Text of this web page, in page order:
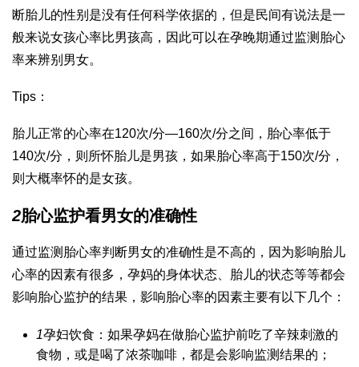
断胎儿的性别是没有任何科学依据的，但是民间有说法是一
般来说女孩心率比男孩高，因此可以在孕晚期通过监测胎心
率来辨别男女。
Tips：
胎儿正常的心率在120次/分―160次/分之间，胎心率低于
140次/分，则所怀胎儿是男孩，如果胎心率高于150次/分，
则大概率怀的是女孩。
2胎心监护看男女的准确性
通过监测胎心率判断男女的准确性是不高的，因为影响胎儿
心率的因素有很多，孕妈的身体状态、胎儿的状态等等都会
影响胎心监护的结果，影响胎心率的因素主要有以下几个：
1孕妇饮食：如果孕妈在做胎心监护前吃了辛辣刺激的
食物，或是喝了浓茶咖啡，都是会影响监测结果的；